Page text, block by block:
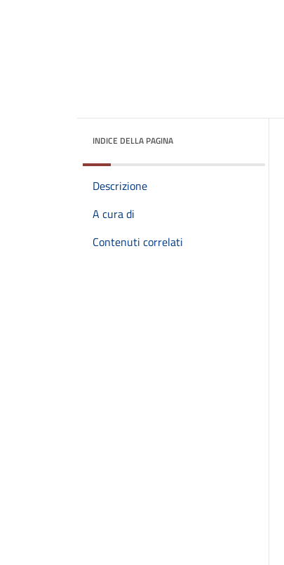
INDICE DELLA PAGINA
Descrizione
A cura di
Contenuti correlati